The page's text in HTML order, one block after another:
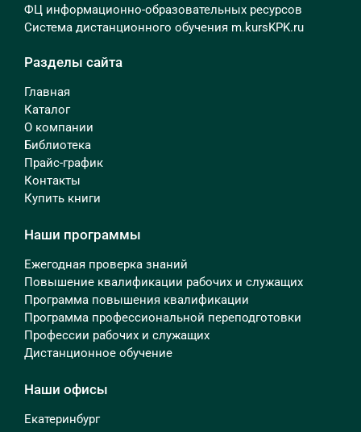
ФЦ информационно-образовательных ресурсов
Система дистанционного обучения m.kursKPK.ru
Разделы сайта
Главная
Каталог
О компании
Библиотека
Прайс-график
Контакты
Купить книги
Наши программы
Ежегодная проверка знаний
Повышение квалификации рабочих и служащих
Программа повышения квалификации
Программа профессиональной переподготовки
Профессии рабочих и служащих
Дистанционное обучение
Наши офисы
Екатеринбург